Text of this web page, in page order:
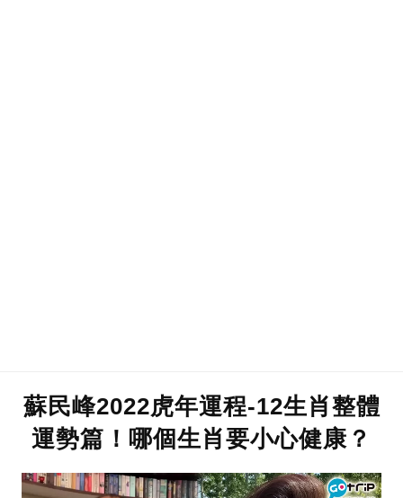
蘇民峰2022虎年運程-12生肖整體
運勢篇！哪個生肖要小心健康？